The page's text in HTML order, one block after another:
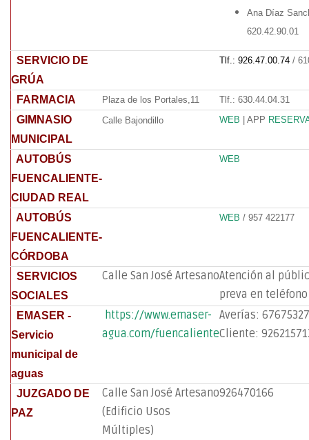
Ana Díaz
620.42.90.01
SERVICIO DE
GRÚA
Tlf.: 926.47.00.74 /
FARMACIA Plaza de los Portales,11 Tlf.: 630.44.04.31
GIMNASIO
MUNICIPAL
Calle Bajondillo WEB | APP
AUTOBÚS
FUENCALIENTE-
CIUDAD REAL
WEB
AUTOBÚS
FUENCALIENTE-
CÓRDOBA
WEB / 957 422177
SERVICIOS
SOCIALES
Calle San José ArtesanoAtención al
preva en
EMASER -
Servicio
municipal de
aguas
https://www.emaser-
agua.com/fuencaliente
Averías:
Cliente:
JUZGADO DE
PAZ
Calle San José Artesano
(Edificio Usos
Múltiples)
926470166